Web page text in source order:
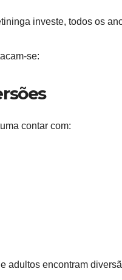
investe, todos os
se:
contar com:
adultos encontram